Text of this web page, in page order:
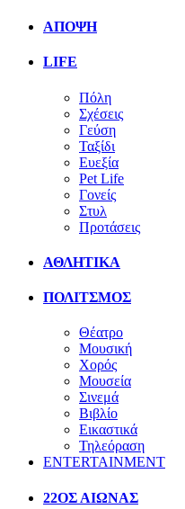
ΑΠΟΨΗ
LIFE
Πόλη
Σχέσεις
Γεύση
Ταξίδι
Ευεξία
Pet Life
Γονείς
Στυλ
Προτάσεις
ΑΘΛΗΤΙΚΑ
ΠΟΛΙΤΣΜΟΣ
Θέατρο
Μουσική
Χορός
Μουσεία
Σινεμά
Βιβλίο
Εικαστικά
Τηλεόραση
ENTERTAINMENT
22ΟΣ ΑΙΩΝΑΣ